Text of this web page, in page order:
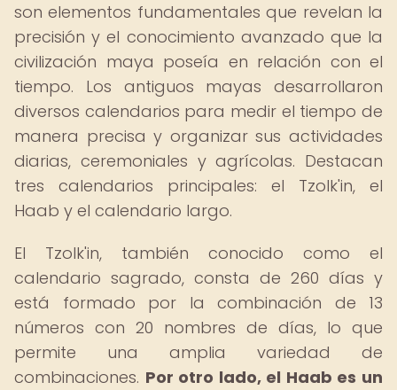
son elementos fundamentales que revelan la
precisión y el conocimiento avanzado que la
civilización maya poseía en relación con el
tiempo. Los antiguos mayas desarrollaron
diversos calendarios para medir el tiempo de
manera precisa y organizar sus actividades
diarias, ceremoniales y agrícolas. Destacan
tres calendarios principales: el Tzolk'in, el
Haab y el calendario largo.
El Tzolk'in, también conocido como el
calendario sagrado, consta de 260 días y
está formado por la combinación de 13
números con 20 nombres de días, lo que
permite una amplia variedad de
combinaciones. Por otro lado, el Haab es un